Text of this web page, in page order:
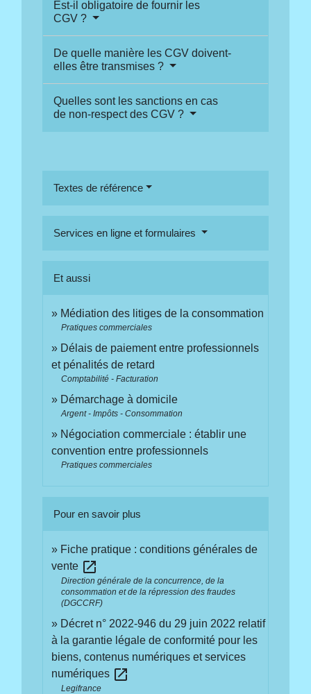
Est-il obligatoire de fournir les
CGV ?
De quelle manière les CGV doivent-
elles être transmises ?
Quelles sont les sanctions en cas
de non-respect des CGV ?
Textes de référence
Services en ligne et formulaires
Et aussi
Médiation des litiges de la consommation
Pratiques commerciales
Délais de paiement entre professionnels
et pénalités de retard
Comptabilité - Facturation
Démarchage à domicile
Argent - Impôts - Consommation
Négociation commerciale : établir une
convention entre professionnels
Pratiques commerciales
Pour en savoir plus
Fiche pratique : conditions générales de
vente open_in_new
Direction générale de la concurrence, de la
consommation et de la répression des fraudes
(DGCCRF)
Décret n° 2022-946 du 29 juin 2022 relatif
à la garantie légale de conformité pour les
biens, contenus numériques et services
numériques open_in_new
Legifrance